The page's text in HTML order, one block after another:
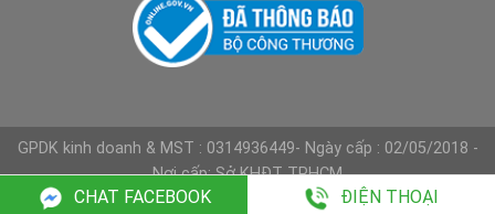
CHAT FACEBOOK ĐIỆN THOẠI
GPDK kinh doanh & MST : 0314936449- Ngày cấp : 02/05/2018 -
Nơi cấp: Sở KHĐT TPHCM
Copyright 2026 ©
Nội thất Hồng Phát